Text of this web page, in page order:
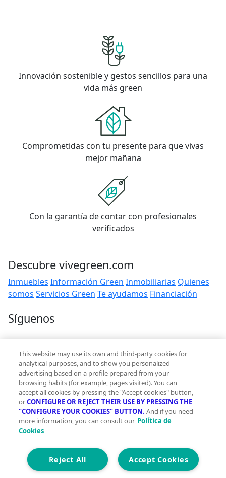
Innovación sostenible y gestos sencillos para una
vida más green
Comprometidas con tu presente para que vivas
mejor mañana
Con la garantía de contar con profesionales
verificados
Descubre vivegreen.com
Inmuebles Información Green Inmobiliarias Quienes
somos Servicios Green Te ayudamos Financiación
Síguenos
Contacto
hola@vivegreen.com
Aviso Legal
Condiciones de uso
Politica de privacidad
Política de cookies
Accesibilidad
This website may use its own and third-party cookies for
analytical purposes, and to show you personalized
advertising based on a profile prepared from your
browsing habits (for example, pages visited). You can
accept all cookies by pressing the "Accept cookies" button,
orCONFIGURE OR REJECT THEIR USE BY PRESSING THE
"CONFIGURE YOUR COOKIES" BUTTON. And if you need
more information, you can consult our Política de
Cookies
Accept Cookies
Reject All